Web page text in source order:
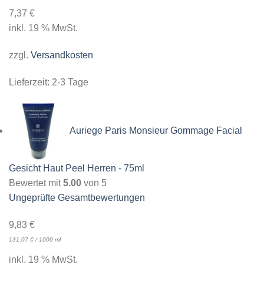
7,37 €
inkl. 19 % MwSt.
zzgl. Versandkosten
Lieferzeit: 2-3 Tage
Auriege Paris Monsieur Gommage Facial
Gesicht Haut Peel Herren - 75ml
Bewertet mit5.00 von 5
Ungeprüfte Gesamtbewertungen
9,83 €
131,07 € / 1000 ml
inkl. 19 % MwSt.